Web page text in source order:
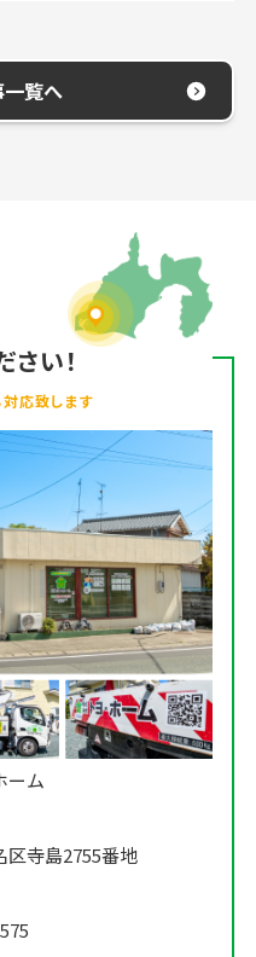
覧へ
い！
対応致します
ーム
区寺島2755番地